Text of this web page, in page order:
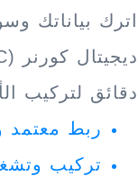
اترك بياناتك
ديجيتال كورنر (DC) بالتواصل معك خلال
دقائق لتركيب
ربط
تركيب وتشغيل